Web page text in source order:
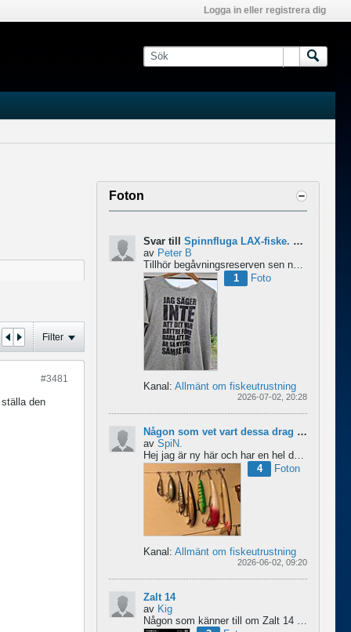
Logga in eller registrera dig
Filter
#3481
den
Foton
Svar till Spinnfluga LAX-fiske. Abu 6500 pro rocket - Lina för kort?
av Peter B
Tillhör begåvningsreserven sen ngr år , bidrar med denna devis.
1
Foto
Kanal: Allmänt om fiskeutrustning
2026-07-02, 20:28
Någon som vet vart dessa drag kommer från ?
av SpiN.
4
Foton
Kanal: Allmänt om fiskeutrustning
2026-06-02, 09:20
Zalt 14
av Kig
Någon som känner till om Zalt 14 någongång tillverkats med fenor?